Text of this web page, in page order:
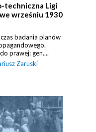
techniczna Ligi
wrześniu 1930
badania planów
prawej: gen....
Zaruski